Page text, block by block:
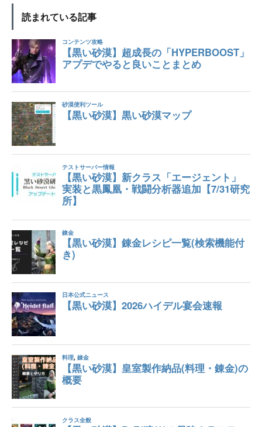
読まれている記事